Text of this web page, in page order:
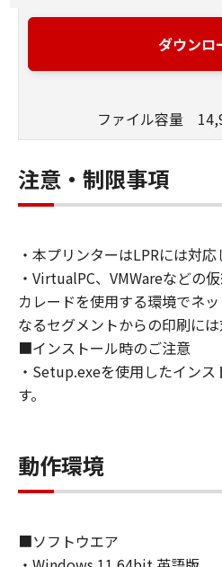
BE MADE BECAUSE THE
PROVIDED TO YOU AT NO
shall include storing,
Software solely for the
only on computers
connected to the
You may allow other
computers connected to
Computer to use the
you must assure that all
by the terms of this
subject to restrictions
by you hereunder.
2. RESTRICTIONS
You shall not use the
expressly granted or
loan, convey or transfer
Software. You shall not
ダウンロ
ファイル容量
注意・制限事項
・本プリンターはLPRには対応
・VirtualPC、VMWareなどの
カレードを使用する環境でネ
なるセグメントからの印刷には
■インストール時のご注意
・Setup.exeを使用したイン
す。
動作環境
■ソフトウエア